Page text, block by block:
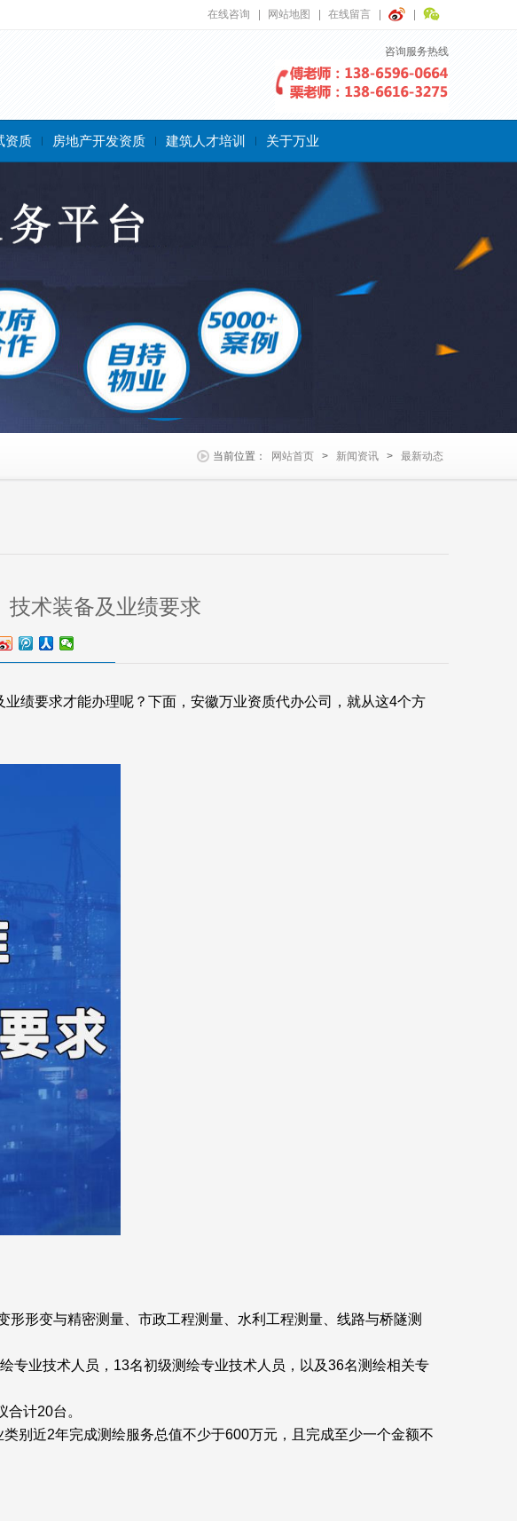
在线咨询 网站地图 在线留言
咨询服务热线
资质 房地产开发资质 建筑人才培训 关于万业
当前位置： 网站首页 > 新闻资讯 > 最新动态
技术装备及业绩要求
绩要求才能办理呢？下面，安徽万业资质代办公司，就从这4个方
形变与精密测量、市政工程测量、水利工程测量、线路与桥隧测
专业技术人员，13名初级测绘专业技术人员，以及36名测绘相关专
计20台。
别近2年完成测绘服务总值不少于600万元，且完成至少一个金额不